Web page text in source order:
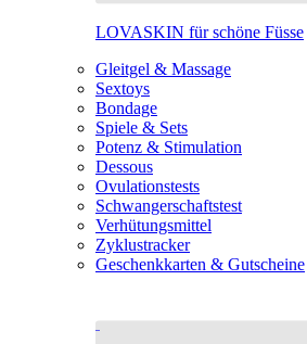
LOVASKIN für schöne Füsse
Gleitgel & Massage
Sextoys
Bondage
Spiele & Sets
Potenz & Stimulation
Dessous
Ovulationstests
Schwangerschaftstest
Verhütungsmittel
Zyklustracker
Geschenkkarten & Gutscheine